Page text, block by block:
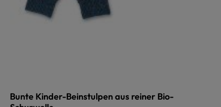
Bunte Kinder-Beinstulpen aus reiner Bio-